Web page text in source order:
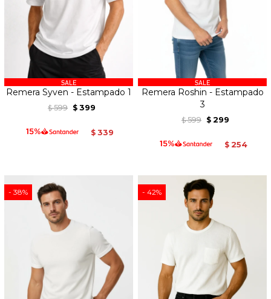
Remera Syven - Estampado 1
$ 599 $ 399
$ 339
Remera Roshin - Estampado
3
$ 599 $ 299
$ 254
38 42